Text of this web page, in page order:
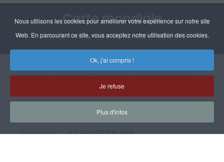
Nous utilisons les cookies pour améliorer votre expérience sur notre site
Web. En parcourant ce site, vous acceptez notre utilisation des cookies.
Ok, j'ai compris !
Je refuse
Plus d'infos
Carte mondiale
Coordonnées de nos filiales et agents
À Propos Opportunités d'emploi Mentions légales
RGPD Handicap CGV Certifications Plan d'accès